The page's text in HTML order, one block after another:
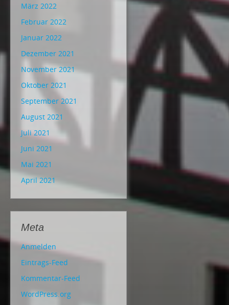
März 2022
Februar 2022
Januar 2022
Dezember 2021
November 2021
Oktober 2021
September 2021
August 2021
Juli 2021
Juni 2021
Mai 2021
April 2021
Meta
Anmelden
Eintrags-Feed
Kommentar-Feed
WordPress.org